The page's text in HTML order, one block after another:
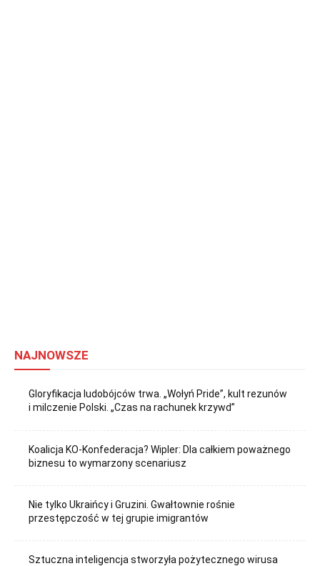
NAJNOWSZE
Gloryfikacja ludobójców trwa. „Wołyń Pride”, kult rezunów
i milczenie Polski. „Czas na rachunek krzywd”
Koalicja KO-Konfederacja? Wipler: Dla całkiem poważnego
biznesu to wymarzony scenariusz
Nie tylko Ukraińcy i Gruzini. Gwałtownie rośnie
przestępczość w tej grupie imigrantów
Sztuczna inteligencja stworzyła pożytecznego wirusa